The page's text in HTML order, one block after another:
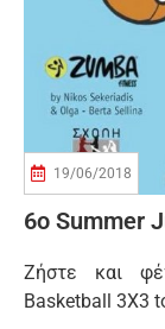
19/06/2018
6ο Summer
Ζήστε και
Basketball 3Χ3